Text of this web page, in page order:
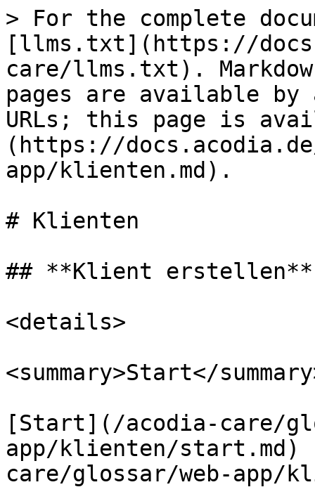
> For the complete
[llms.txt](https://
care/llms.txt).
pages are available by
URLs; this page is
(https://
app/klienten.md).
# Klienten
## **Klient erstellen**
<details>
<summary>Start</
[Start](/acodia-care/
app/klienten/start.md)
care/glossar/web-app/